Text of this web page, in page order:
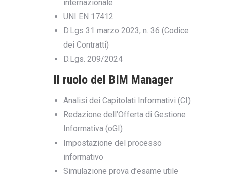
internazionale
UNI EN 17412
D.Lgs 31 marzo 2023, n. 36 (Codice
dei Contratti)
D.Lgs. 209/2024
Il ruolo del BIM Manager
Analisi dei Capitolati Informativi (CI)
Redazione dell’Offerta di Gestione
Informativa (oGI)
Impostazione del processo
informativo
Simulazione prova d’esame utile